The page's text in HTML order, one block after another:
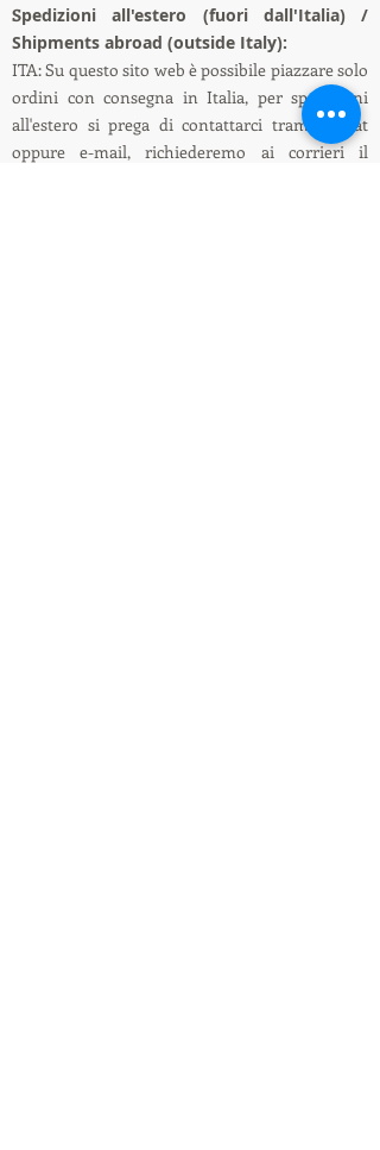
Spedizioni all'estero (fuori dall'Italia) /
Shipments abroad (outside Italy):
ITA: Su questo sito web è possibile piazzare solo
ordini con consegna in Italia, per spedizioni
all'estero si prega di contattarci tramite chat
oppure e-mail, richiederemo ai corrieri il